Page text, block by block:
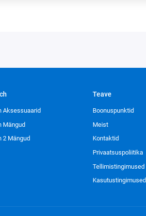
Aksessuaarid
Mängud
2 Mängud
Teave
Boonuspunktid
Meist
Kontaktid
Privaatsuspoliitika
Tellimistingimused
Kasutustingimused